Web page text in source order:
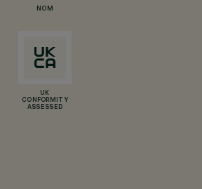
NOM
UK
CONFORMITY
ASSESSED